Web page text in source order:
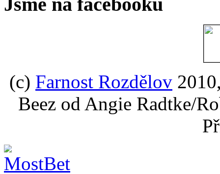
(c) Farnost Rozdělov
Beez od Angie Radtke/